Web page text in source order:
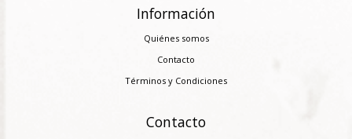
Información
Quiénes somos
Contacto
Términos y Condiciones
Contacto